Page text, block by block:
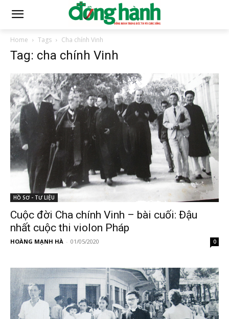
Home Tags Cha chính Vinh
Tag: cha chính Vinh
HỒ SƠ - TƯ LIỆU
Cuộc đời Cha chính Vinh – bài cuối: Đậu
nhất cuộc thi violon Pháp
HOÀNG MẠNH HÀ - 01/05/2020 0